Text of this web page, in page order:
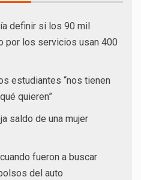
definir si los 90 mil
por los servicios usan 400
estudiantes “nos tienen
quieren”
saldo de una mujer
fueron a buscar
del auto